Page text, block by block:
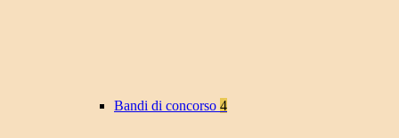
Bandi di concorso 4